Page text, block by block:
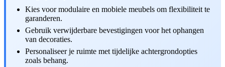
Kies voor modulaire en mobiele meubels om flexibiliteit te
garanderen.
Gebruik verwijderbare bevestigingen voor het ophangen
van decoraties.
Personaliseer je ruimte met tijdelijke achtergrondopties
zoals behang.